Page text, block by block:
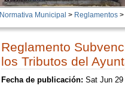
Normativa Municipal > Reglamentos>
Reglamento
los Tributos del
Fecha de publicación: Sat Jun 29